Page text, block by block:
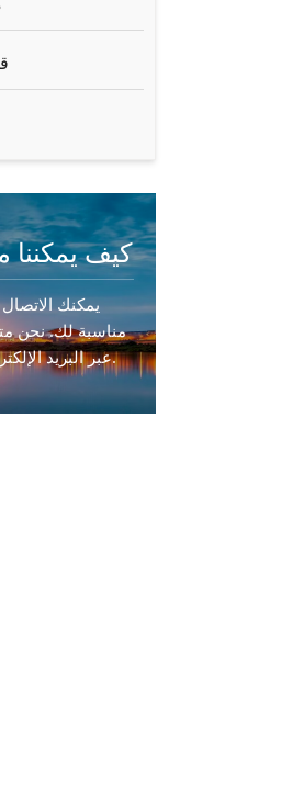
كيف
يمكنك
عبر البريد الإلكتروني أو الهاتف.
اتصل